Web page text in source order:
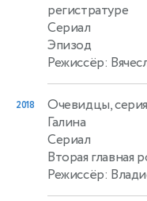
регистратуре
Сериал
Эпизод
Режиссёр:
2018 Очевидцы,
Галина
Сериал
Вторая главная
Режиссёр: